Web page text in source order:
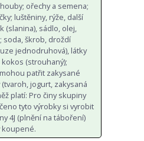
ořechy a semena;
luštěniny, rýže, další
(slanina), sádlo, olej,
soda, škrob, droždí
jednodruhová), látky
(strouhaný);
patřit zakysané
jogurt, zakysaná
platí: Pro činy skupiny
tyto výrobky si vyrobit
4J (plnění na táboření)
koupené.